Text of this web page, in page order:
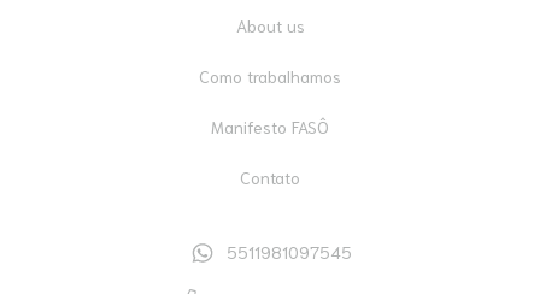
About us
Como trabalhamos
Manifesto FASÔ
Contato
5511981097545